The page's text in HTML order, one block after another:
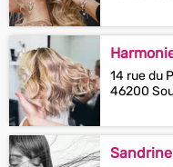
14 rue du
46200